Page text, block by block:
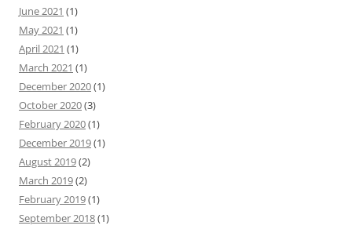
June 2021 (1)
May 2021 (1)
April 2021 (1)
March 2021 (1)
December 2020(1)
October 2020(3)
February 2020(1)
December 2019(1)
August 2019(2)
March 2019(2)
February 2019(1)
September 2018(1)